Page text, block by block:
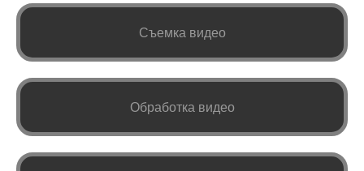
Съемка видео
Обработка видео